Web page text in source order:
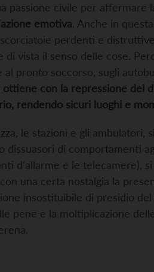
passione civile per affermare
emotiva. Anche in
perdenti e
vista il senso delle cose.
pronto soccorso, sugli
con la repressione del
rendendo sicuri luoghi e
le stazioni e gli ambulatori,
dissuasori di comportamenti
d’allarme e le telecamere),
una certa nostalgia la
insostituibile di presidio
pene e la moltiplicazione